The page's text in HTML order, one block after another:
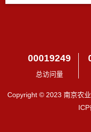
00019249
总访问量
Copyright © 2023 南京农